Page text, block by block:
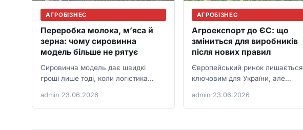
АГРОБІЗНЕС
Переробка молока, м’яса й
зерна: чому сировинна
модель більше не рятує
Сировинна модель дає швидкі
гроші лише тоді, коли логістика
агроекономіці більше виграє…
admin·23.06.2026
АГРОБІЗНЕС
Агроекспорт до ЄС: що
зміниться для виробників
після нових правил
Європейський ринок лишається
ключовим для України, але
Після дискусій навколо квот і
правил українським…
admin·23.06.2026